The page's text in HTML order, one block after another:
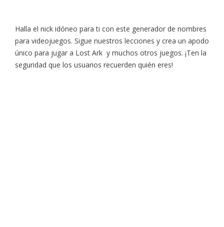
Halla el nick idóneo para ti con este generador de nombres
para videojuegos. Sigue nuestros lecciones y crea un apodo
único para jugar a Lost Ark y muchos otros juegos. ¡Ten la
seguridad que los usuarios recuerden quién eres!